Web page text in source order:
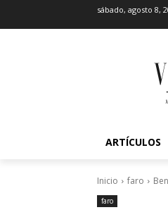
sábado, agosto 8,
ARTÍCULOS
Inicio faro
faro